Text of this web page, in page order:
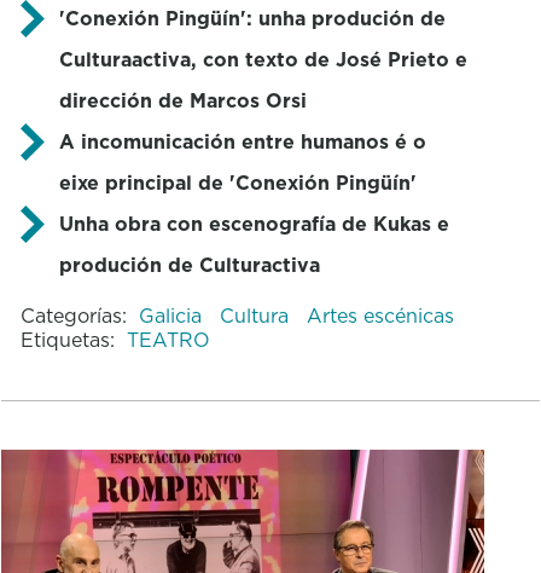
'Conexión Pingüín': unha produción de
Culturaactiva, con texto de José Prieto e
dirección de Marcos Orsi
A incomunicación entre humanos é o
eixe principal de 'Conexión Pingüín'
Unha obra con escenografía de Kukas e
produción de Culturactiva
Categorías: Galicia Cultura
Artes escénicas
Etiquetas: TEATRO